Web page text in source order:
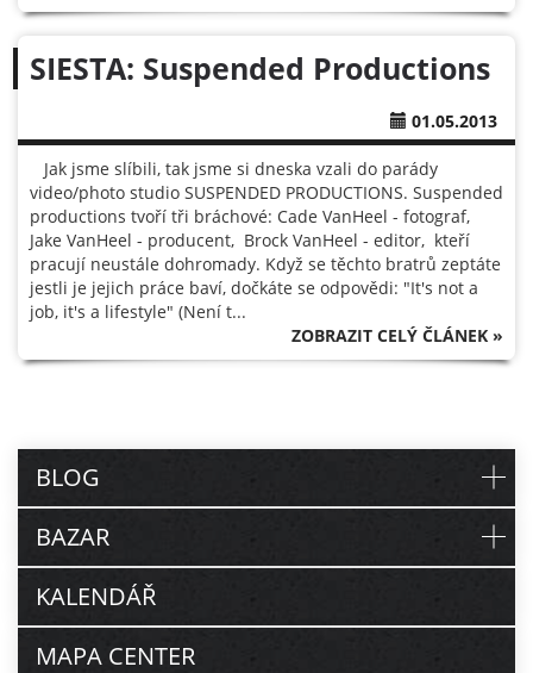
SIESTA: Suspended Productions
01.05.2013
Jak jsme slíbili, tak jsme si dneska vzali do parády
video/photo studio SUSPENDED PRODUCTIONS. Suspended
productions tvoří tři bráchové: Cade VanHeel - fotograf,
Jake VanHeel - producent, Brock VanHeel - editor, kteří
pracují neustále dohromady. Když se těchto bratrů zeptáte
jestli je jejich práce baví, dočkáte se odpovědi: "It's not a
job, it's a lifestyle" (Není t...
ZOBRAZIT CELÝ ČLÁNEK »
BLOG
BAZAR
KALENDÁŘ
MAPA CENTER